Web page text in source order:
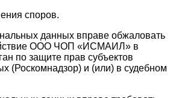
споров.
данных вправе обжаловать
ООО ЧОП «ИСМАИЛ» в
по защите прав субъектов
(Роскомнадзор) и (или) в судебном